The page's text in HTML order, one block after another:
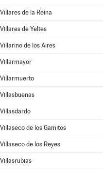
Villares de la Reina
Villares de Yeltes
Villarino de los Aires
Villarmayor
Villarmuerto
Villasbuenas
Villasdardo
Villaseco de los Gamitos
Villaseco de los Reyes
Villasrubias